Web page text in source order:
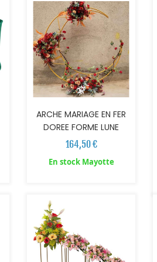
ARCHE MARIAGE EN FER
DOREE FORME LUNE
164,50 €
En stock Mayotte
AJOUTER AU PANIER